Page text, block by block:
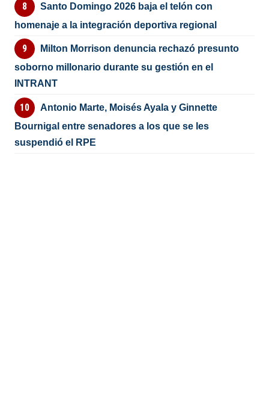
Santo Domingo 2026 baja el telón con
homenaje a la integración deportiva regional
Milton Morrison denuncia rechazó presunto
soborno millonario durante su gestión en el
INTRANT
Antonio Marte, Moisés Ayala y Ginnette
Bournigal entre senadores a los que se les
suspendió el RPE